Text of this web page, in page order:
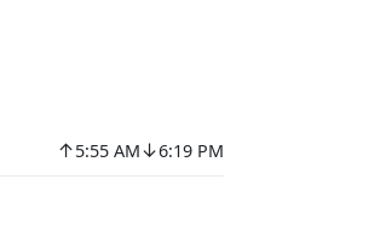
↑5:55 AM↓6:19 PM